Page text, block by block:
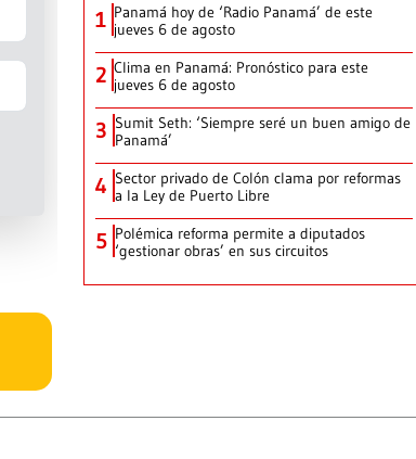
1 Panamá hoy de ‘Radio Panamá’ de este
jueves 6 de agosto
2 Clima en Panamá: Pronóstico para este
jueves 6 de agosto
3 Sumit Seth: ‘Siempre seré un buen amigo de
Panamá’
4 Sector privado de Colón clama por reformas
a la Ley de Puerto Libre
5 Polémica reforma permite a diputados
‘gestionar obras’ en sus circuitos